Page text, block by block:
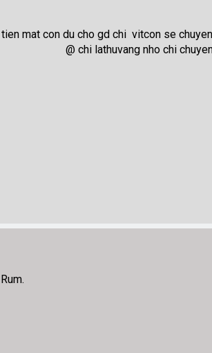
mat con du cho gd chi vitcon se
nho chi chuyen tra lai